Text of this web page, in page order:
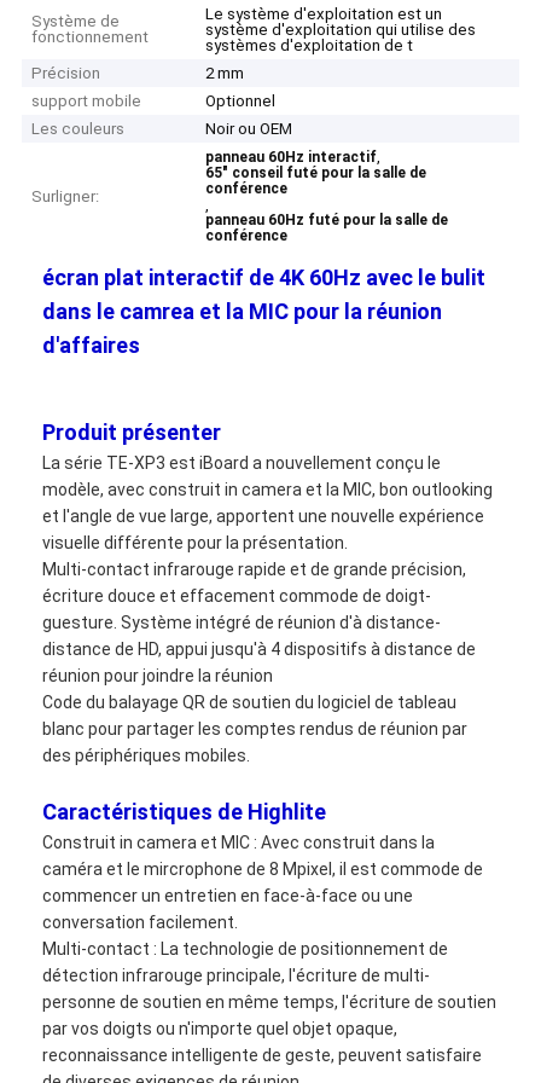
Aperçu
Produits
Vidéos
Système de
fonctionnement
Le système d'exploitation est un
système d'exploitation qui utilise des
systèmes d'exploitation de t
Précision
2 mm
support mobile
Optionnel
Les couleurs
Noir ou OEM
Surligner:
panneau 60Hz interactif,
65" conseil futé pour la salle de
conférence
,
panneau 60Hz futé pour la salle de
conférence
écran plat interactif de 4K 60Hz avec le bulit
dans le camrea et la MIC pour la réunion
d'affaires
Produit présenter
La série TE-XP3 est iBoard a nouvellement conçu le
modèle, avec construit in camera et la MIC, bon outlooking
et l'angle de vue large, apportent une nouvelle expérience
visuelle différente pour la présentation.
Multi-contact infrarouge rapide et de grande précision,
écriture douce et effacement commode de doigt-
guesture. Système intégré de réunion d'à distance-
distance de HD, appui jusqu'à 4 dispositifs à distance de
réunion pour joindre la réunion
Code du balayage QR de soutien du logiciel de tableau
blanc pour partager les comptes rendus de réunion par
des périphériques mobiles.
Caractéristiques de Highlite
Construit in camera et MIC : Avec construit dans la
caméra et le mircrophone de 8 Mpixel, il est commode de
commencer un entretien en face-à-face ou une
conversation facilement.
Multi-contact : La technologie de positionnement de
détection infrarouge principale, l'écriture de multi-
personne de soutien en même temps, l'écriture de soutien
par vos doigts ou n'importe quel objet opaque,
reconnaissance intelligente de geste, peuvent satisfaire